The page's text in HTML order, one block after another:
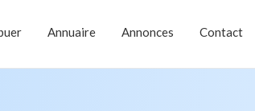
Annuaire Annonces Contact